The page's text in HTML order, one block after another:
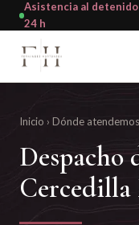
Asistencia al detenido
24 h
Inicio › Dónde atendemos
Despacho
Cercedilla